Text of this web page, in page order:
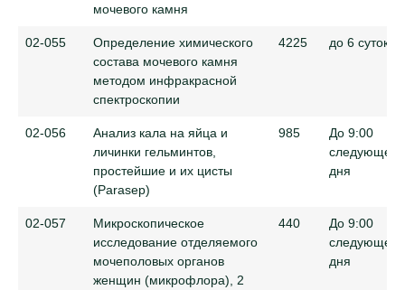
мочевого камня
02-055
Определение химического
состава мочевого камня
методом инфракрасной
спектроскопии
4225 до 6 суток
02-056
Анализ кала на яйца и
личинки гельминтов,
простейшие и их цисты
(Parasep)
985
До 9:00
следующего
дня
02-057
Микроскопическое
исследование отделяемого
мочеполовых органов
женщин (микрофлора), 2
440
До 9:00
следующего
дня